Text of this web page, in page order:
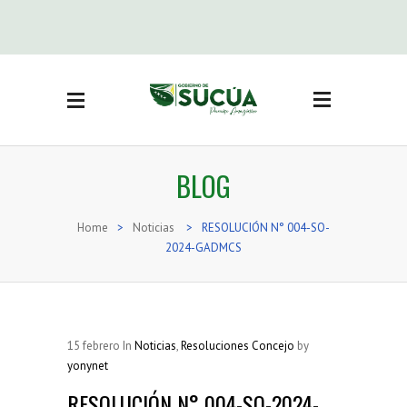
inmuebles(19)
Resoluciones
BLOG
Home > Noticias >
RESOLUCIÓN N° 004-SO-
2024-GADMCS
15 febrero In Noticias,Resoluciones Concejo by
yonynet